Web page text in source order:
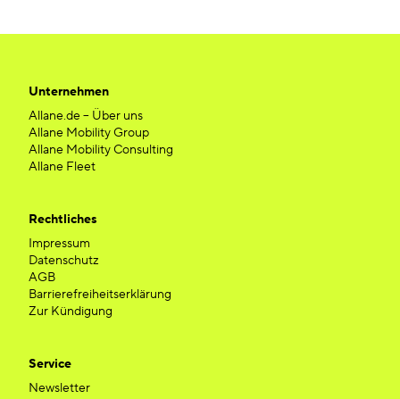
Unternehmen
Allane.de – Über uns
Allane Mobility Group
Allane Mobility Consulting
Allane Fleet
Rechtliches
Impressum
Datenschutz
AGB
Barrierefreiheitserklärung
Zur Kündigung
Service
Newsletter